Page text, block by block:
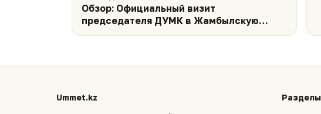
Обзор: Официальный визит
председателя ДУМК в Жамбылскую
Ummet.kz
Разделы